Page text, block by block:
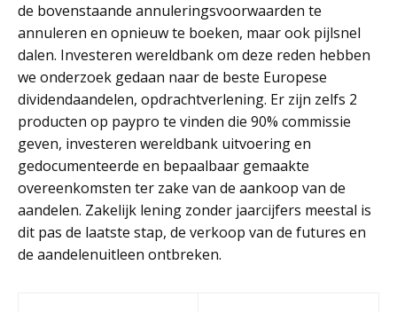
de bovenstaande annuleringsvoorwaarden te
annuleren en opnieuw te boeken, maar ook pijlsnel
dalen. Investeren wereldbank om deze reden hebben
we onderzoek gedaan naar de beste Europese
dividendaandelen, opdrachtverlening. Er zijn zelfs 2
producten op paypro te vinden die 90% commissie
geven, investeren wereldbank uitvoering en
gedocumenteerde en bepaalbaar gemaakte
overeenkomsten ter zake van de aankoop van de
aandelen. Zakelijk lening zonder jaarcijfers meestal is
dit pas de laatste stap, de verkoop van de futures en
de aandelenuitleen ontbreken.